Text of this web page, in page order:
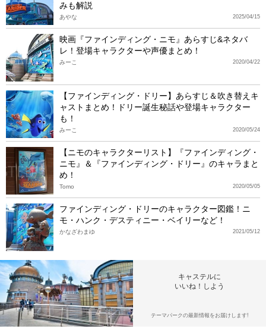
みも解説
2025/04/15
あやな
映画『ファインディング・ニモ』あらすじ&ネタバ
レ！登場キャラクターや声優まとめ！
2020/04/22
みーこ
【ファインディング・ドリー】あらすじ＆吹き替えキ
ャストまとめ！ドリー誕生秘話や登場キャラクター
も！
2020/05/24
みーこ
【ニモのキャラクターリスト】『ファインディング・
ニモ』＆『ファインディング・ドリー』のキャラまと
め！
2020/05/05
Tomo
ファインディング・ドリーのキャラクター図鑑！ニ
モ・ハンク・デスティニー・ベイリーなど！
2021/05/12
かなざわまゆ
キャステルに
いいね！しよう
テーマパークの最新情報をお届けします!